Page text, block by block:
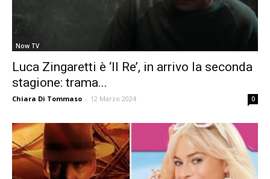
Now TV
Luca Zingaretti è ‘Il Re’, in arrivo la seconda
stagione: trama...
Chiara Di Tommaso - 12 Marzo 2024 0